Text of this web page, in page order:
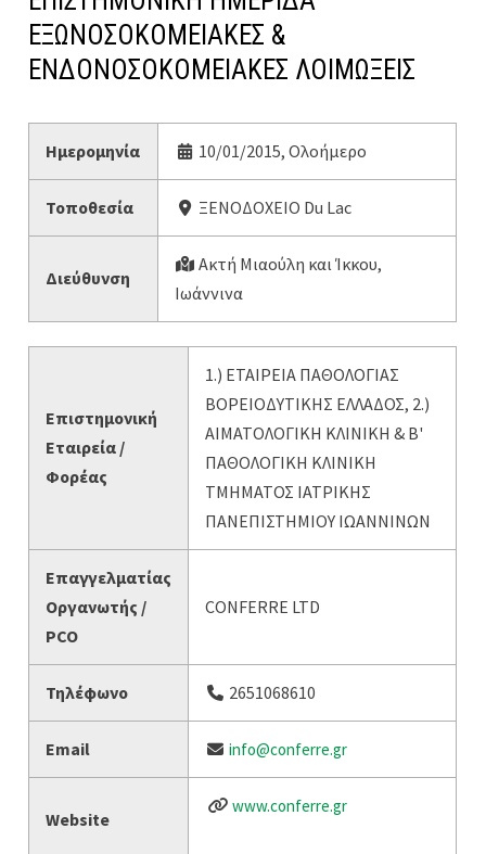
ΕΞΩΝΟΣΟΚΟΜΕΙΑΚΕΣ &
ΕΝΔΟΝΟΣΟΚΟΜΕΙΑΚΕΣ ΛΟΙΜΩΞΕΙΣ
Ημερομηνία 10/01/2015, Ολοήμερο
Τοποθεσία ΞΕΝΟΔΟΧΕΙΟ Du Lac
Διεύθυνση
Ακτή Μιαούλη και Ίκκου,
Ιωάννινα
Επιστημονική
Εταιρεία /
Φορέας
1.) ΕΤΑΙΡΕΙΑ ΠΑΘΟΛΟΓΙΑΣ
ΒΟΡΕΙΟΔΥΤΙΚΗΣ ΕΛΛΑΔΟΣ, 2.)
ΑΙΜΑΤΟΛΟΓΙΚΗ ΚΛΙΝΙΚΗ & Β'
ΠΑΘΟΛΟΓΙΚΗ ΚΛΙΝΙΚΗ
ΤΜΗΜΑΤΟΣ ΙΑΤΡΙΚΗΣ
ΠΑΝΕΠΙΣΤΗΜΙΟΥ ΙΩΑΝΝΙΝΩΝ
Επαγγελματίας
Οργανωτής /
PCO
CONFERRE LTD
Τηλέφωνο 2651068610
Email info@conferre.gr
Website
www.conferre.gr